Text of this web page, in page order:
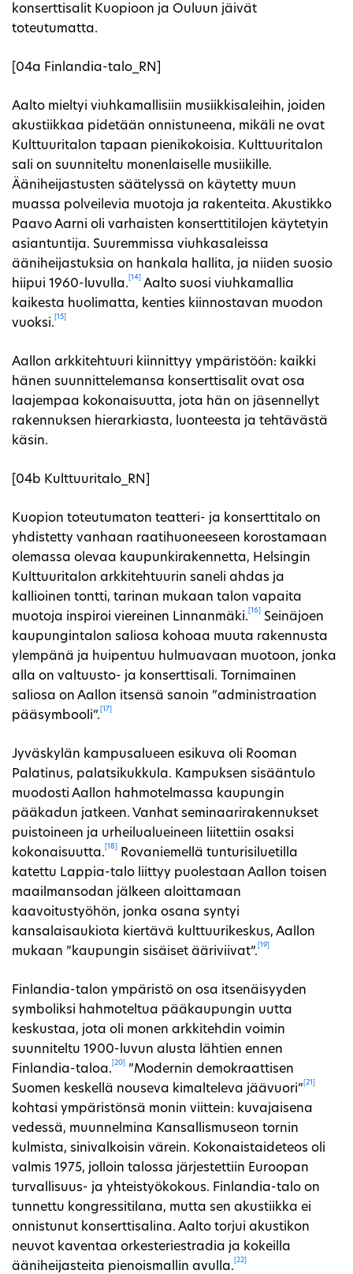
konserttisalit Kuopioon ja Ouluun jäivät
toteutumatta.
[04a Finlandia-talo_RN]
Aalto mieltyi viuhkamallisiin musiikkisaleihin, joiden
akustiikkaa pidetään onnistuneena, mikäli ne ovat
Kulttuuritalon tapaan pienikokoisia. Kulttuuritalon
sali on suunniteltu monenlaiselle musiikille.
Ääniheijastusten säätelyssä on käytetty muun
muassa polveilevia muotoja ja rakenteita. Akustikko
Paavo Aarni oli varhaisten konserttitilojen käytetyin
asiantuntija. Suuremmissa viuhkasaleissa
ääniheijastuksia on hankala hallita, ja niiden suosio
hiipui 1960-luvulla.
[14]
Aalto suosi viuhkamallia
kaikesta huolimatta, kenties kiinnostavan muodon
vuoksi.
[15]
Aallon arkkitehtuuri kiinnittyy ympäristöön: kaikki
hänen suunnittelemansa konserttisalit ovat osa
laajempaa kokonaisuutta, jota hän on jäsennellyt
rakennuksen hierarkiasta, luonteesta ja tehtävästä
käsin.
[04b Kulttuuritalo_RN]
Kuopion toteutumaton teatteri- ja konserttitalo on
yhdistetty vanhaan raatihuoneeseen korostamaan
olemassa olevaa kaupunkirakennetta, Helsingin
Kulttuuritalon arkkitehtuurin saneli ahdas ja
kallioinen tontti, tarinan mukaan talon vapaita
muotoja inspiroi viereinen Linnanmäki.
[16]
Seinäjoen
kaupungintalon saliosa kohoaa muuta rakennusta
ylempänä ja huipentuu hulmuavaan muotoon, jonka
alla on valtuusto- ja konserttisali. Tornimainen
saliosa on Aallon itsensä sanoin ”administraation
pääsymbooli”.
[17]
Jyväskylän kampusalueen esikuva oli Rooman
Palatinus, palatsikukkula. Kampuksen sisääntulo
muodosti Aallon hahmotelmassa kaupungin
pääkadun jatkeen. Vanhat seminaarirakennukset
puistoineen ja urheilualueineen liitettiin osaksi
kokonaisuutta.
[18]
Rovaniemellä tunturisiluetilla
katettu Lappia-talo liittyy puolestaan Aallon toisen
maailmansodan jälkeen aloittamaan
kaavoitustyöhön, jonka osana syntyi
kansalaisaukiota kiertävä kulttuurikeskus, Aallon
mukaan ”kaupungin sisäiset ääriviivat”.
[19]
Finlandia-talon ympäristö on osa itsenäisyyden
symboliksi hahmoteltua pääkaupungin uutta
keskustaa, jota oli monen arkkitehdin voimin
suunniteltu 1900-luvun alusta lähtien ennen
Finlandia-taloa.
[20]
”Modernin demokraattisen
Suomen keskellä nouseva kimalteleva jäävuori”
[21]
kohtasi ympäristönsä monin viittein: kuvajaisena
vedessä, muunnelmina Kansallismuseon tornin
kulmista, sinivalkoisin värein. Kokonaistaideteos oli
valmis 1975, jolloin talossa järjestettiin Euroopan
turvallisuus- ja yhteistyökokous. Finlandia-talo on
tunnettu kongressitilana, mutta sen akustiikka ei
onnistunut konserttisalina. Aalto torjui akustikon
neuvot kaventaa orkesteriestradia ja kokeilla
ääniheijasteita pienoismallin avulla.
[22]